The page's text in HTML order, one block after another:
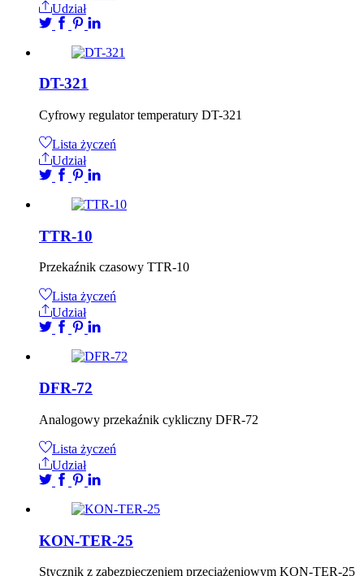
Udział
DT-321
Cyfrowy regulator temperatury DT-321
Lista życzeń
Udział
TTR-10
Przekaźnik czasowy TTR-10
Lista życzeń
Udział
DFR-72
Analogowy przekaźnik cykliczny DFR-72
Lista życzeń
Udział
KON-TER-25
Stycznik z zabezpieczeniem przeciążeniowym KON-TER-25